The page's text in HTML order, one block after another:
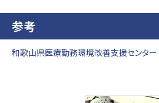
参考
和歌山県医療勤務環境改善支援センター